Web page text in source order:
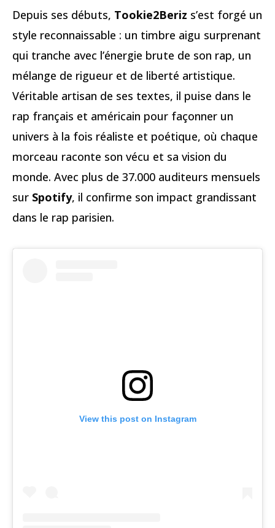
Depuis ses débuts, Tookie2Beriz s’est forgé un
style reconnaissable : un timbre aigu surprenant
qui tranche avec l’énergie brute de son rap, un
mélange de rigueur et de liberté artistique.
Véritable artisan de ses textes, il puise dans le
rap français et américain pour façonner un
univers à la fois réaliste et poétique, où chaque
morceau raconte son vécu et sa vision du
monde. Avec plus de 37.000 auditeurs mensuels
sur Spotify, il confirme son impact grandissant
dans le rap parisien.
View this post on Instagram